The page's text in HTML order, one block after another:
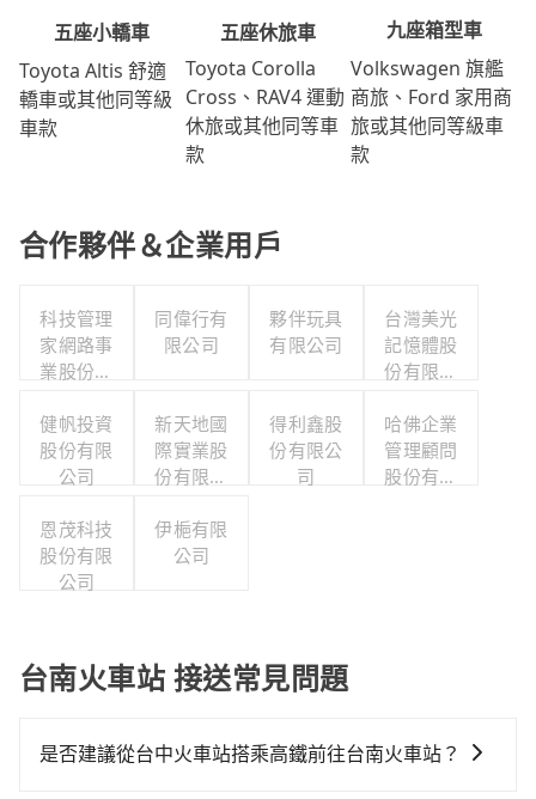
五座小轎車
Toyota Altis 舒適
轎車或其他同等級
車款
五座休旅車
Toyota Corolla
Cross、RAV4 運動
休旅或其他同等車
款
九座箱型車
Volkswagen 旗艦
商旅、Ford 家用商
旅或其他同等級車
款
合作夥伴＆企業用戶
科技管理
家網路事
業股份有
同偉行有
限公司
夥伴玩具
有限公司
台灣美光
記憶體股
份有限公
健帆投資
股份有限
公司
新天地國
際實業股
份有限公
得利鑫股
份有限公
司
哈佛企業
管理顧問
股份有限
恩茂科技
股份有限
公司
伊梔有限
公司
台南火車站 接送常見問題
是否建議從台中火車站搭乘高鐵前往台南火車站？